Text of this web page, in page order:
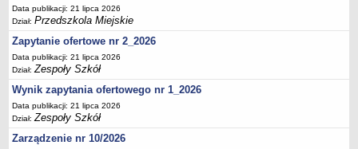
Data publikacji: 21 lipca 2026
Dział:Przedszkola Miejskie
Zapytanie ofertowe nr 2_2026
Data publikacji: 21 lipca 2026
Dział:Zespoły Szkół
Wynik zapytania ofertowego nr 1_2026
Data publikacji: 21 lipca 2026
Dział:Zespoły Szkół
Zarządzenie nr 10/2026